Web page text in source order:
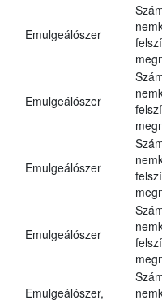
Emulgeálószer
Emulgeálószer
Emulgeálószer
Emulgeálószer
Emulgeálószer,